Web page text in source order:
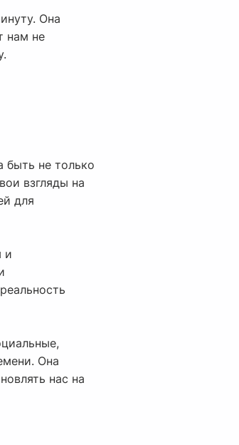
Она
нам не
быть не только
взгляды на
для
и
Она
нас на